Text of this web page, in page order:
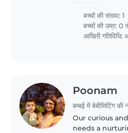
someone
cooking and
little one is
so a warm..
बच्चों की संख्या: 1
बच्चों की उम्र:0
आखिरी
Poonam
बम्बई में बेबीसिटिंग की
Our curious
needs a